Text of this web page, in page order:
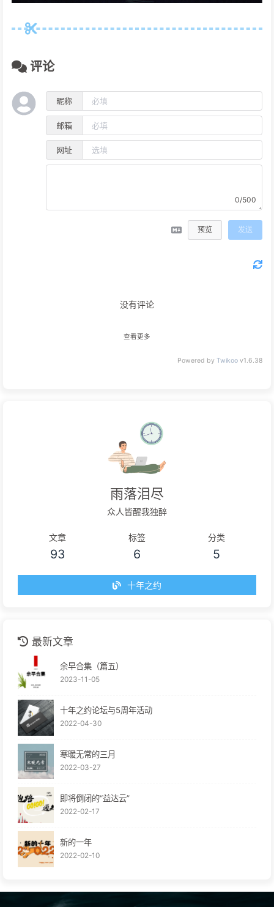
评论
昵称
邮箱
网址
0/500
预览 发送
没有评论
查看更多
Powered by Twikoo v1.6.38
雨落泪尽
众人皆醒我独醉
文章
93
标签
6
分类
5
十年之约
最新文章
余早合集（篇五）
2023-11-05
十年之约论坛与5周年活动
2022-04-30
寒暖无常的三月
2022-03-27
即将倒闭的“益达云”
2022-02-17
新的一年
2022-02-10